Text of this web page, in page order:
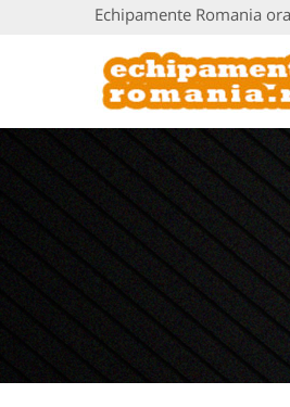
Echipamente Romania